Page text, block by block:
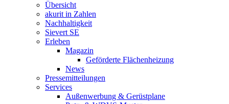
Übersicht
akurit in Zahlen
Nachhaltigkeit
Sievert SE
Erleben
Magazin
Geförderte Flächenheizung
News
Pressemitteilungen
Services
Außenwerbung & Gerüstplane